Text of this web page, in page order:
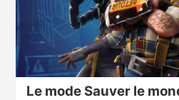
Le mode Sauver le